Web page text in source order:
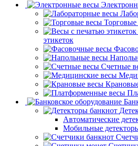
этикеток
Счетные
Автоматические
Мобильные